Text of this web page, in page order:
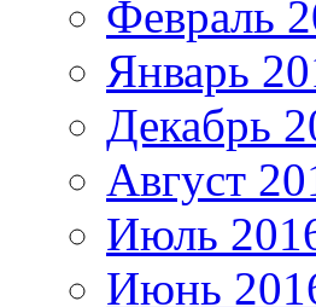
Февраль
Январь
Декабрь
Август
Июль
Июнь